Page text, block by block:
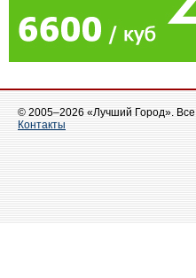
© 2005–2026 «Лучший Город».
Контакты